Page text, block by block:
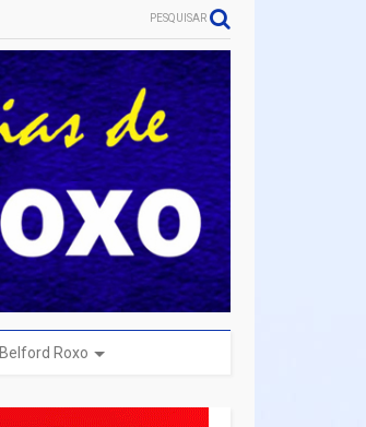
PESQUISAR
Belford Roxo